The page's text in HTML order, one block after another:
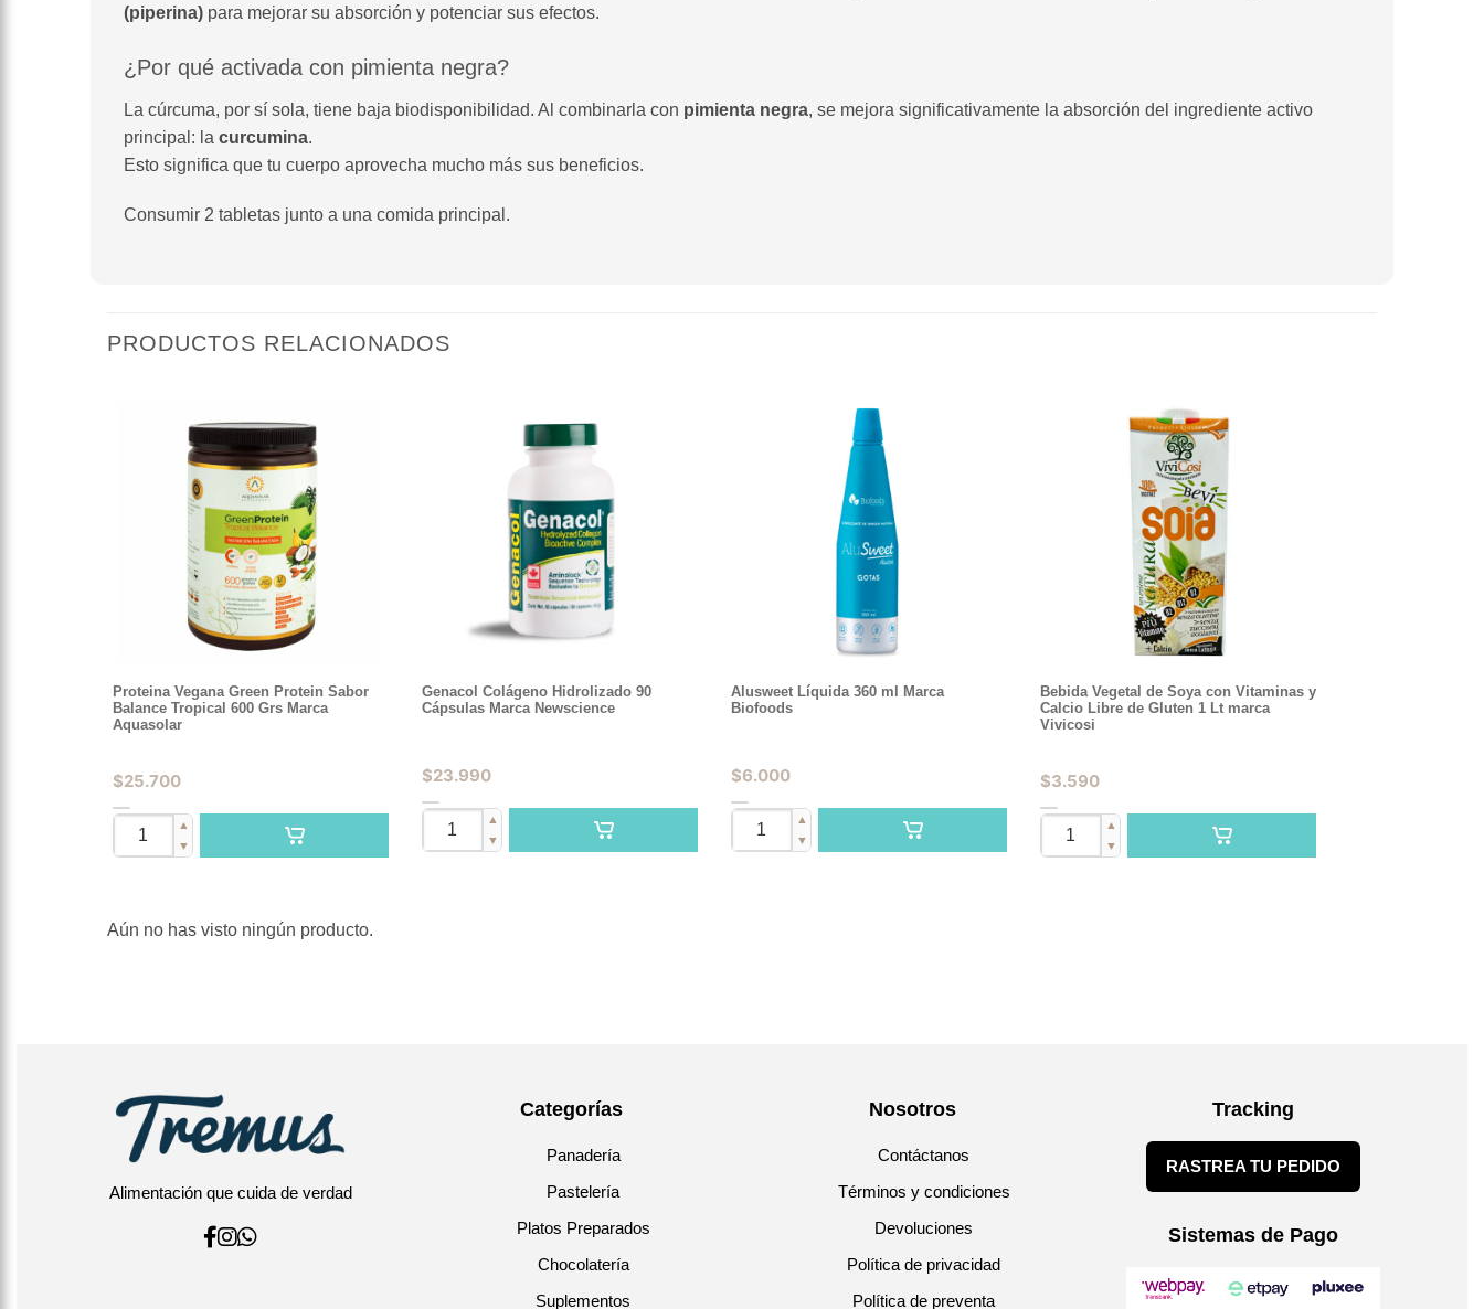
(piperina) para mejorar su absorción y potenciar sus efectos.
¿Por qué activada con pimienta negra?
La cúrcuma, por sí sola, tiene baja biodisponibilidad. Al combinarla con pimienta negra, se mejora significativamente la absorción del ingrediente activo
principal: lacurcumina.
Esto significa que tu cuerpo aprovecha mucho más sus beneficios.
Consumir 2 tabletas junto a una comida principal.
PRODUCTOS RELACIONADOS
Proteina Vegana Green Protein Sabor
Balance Tropical 600 Grs Marca
Aquasolar
$25.700
▲
▼
Genacol Colágeno Hidrolizado 90
Cápsulas Marca Newscience
$23.990
▲
▼
Alusweet Líquida 360 ml Marca
Biofoods
$6.000
▲
▼
Bebida Vegetal de Soya con Vitaminas y
Calcio Libre de Gluten 1 Lt marca
Vivicosi
$3.590
▲
▼
Aún no has visto ningún producto.
Alimentación que cuida de verdad
Categorías
Panadería
Pastelería
Platos Preparados
Chocolatería
Suplementos
Nosotros
Contáctanos
Términos y condiciones
Devoluciones
Política de privacidad
Política de preventa
Tracking
RASTREA TU PEDIDO
Sistemas de Pago